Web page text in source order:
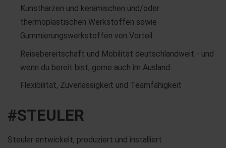
Kunstharzen und keramischen und/oder
thermoplastischen Werkstoffen sowie
Gummierungswerkstoffen von Vorteil
Reisebereitschaft und Mobilität deutschlandweit - und
wenn du bereit bist, gerne auch im Ausland
Flexibilität, Zuverlässigkeit und Teamfähigkeit
#STEULER
Steuler entwickelt, produziert und installiert